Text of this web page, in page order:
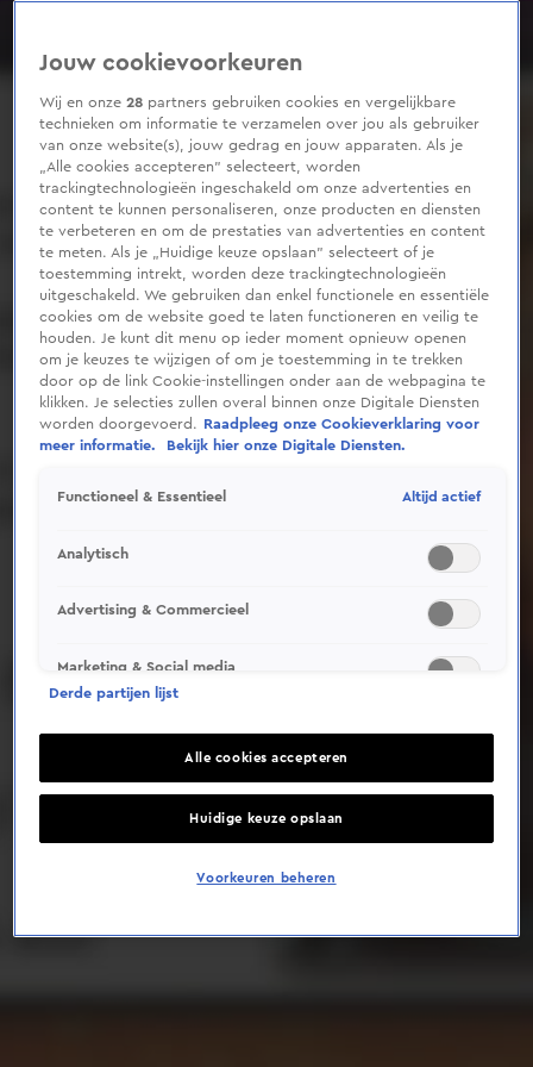
seconds
Deze video is niet beschikbaar op je huidige locatie
Jouw cookievoorkeuren
Wij en onze28 partners gebruiken cookies en vergelijkbare
technieken om informatie te verzamelen over jou als gebruiker
van onze website(s), jouw gedrag en jouw apparaten. Als je
„Alle cookies accepteren” selecteert, worden
trackingtechnologieën ingeschakeld om onze advertenties en
content te kunnen personaliseren, onze producten en diensten
te verbeteren en om de prestaties van advertenties en content
te meten. Als je „Huidige keuze opslaan” selecteert of je
toestemming intrekt, worden deze trackingtechnologieën
uitgeschakeld. We gebruiken dan enkel functionele en essentiële
cookies om de website goed te laten functioneren en veilig te
houden. Je kunt dit menu op ieder moment opnieuw openen
om je keuzes te wijzigen of om je toestemming in te trekken
door op de link Cookie-instellingen onder aan de webpagina te
klikken. Je selecties zullen overal binnen onze Digitale Diensten
worden doorgevoerd.
Raadpleeg onze Cookieverklaring voor
meer informatie.
Bekijk hier onze Digitale Diensten.
Functioneel & Essentieel Altijd actief
Analytisch
Advertising & Commercieel
Marketing & Social media
Derde partijen lijst
Alle cookies accepteren
Huidige keuze opslaan
Voorkeuren beheren